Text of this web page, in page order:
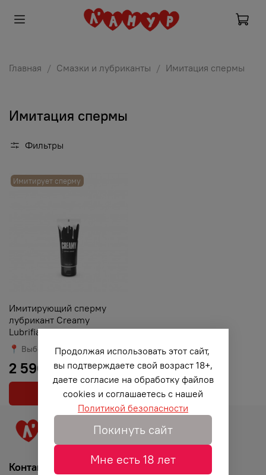
Главная Смазки и лубриканты Имитация спермы
Имитация спермы
Фильтры
Имитирует сперму
Имитирующий сперму
лубрикант Creamy
Lubrifiant, 70 мл
📍 Выберите город доставки
2 590 ₽
В корзину
Контакты
Продолжая использовать этот сайт,
вы подтверждаете свой возраст 18+,
даете согласие на обработку файлов
cookies и соглашаетесь с нашей
Политикой безопасности
Покинуть сайт
Мне есть 18 лет